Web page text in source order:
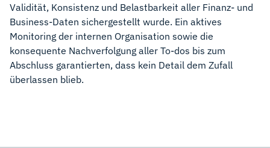
Validität, Konsistenz und Belastbarkeit aller Finanz- und
Business-Daten sichergestellt wurde. Ein aktives
Monitoring der internen Organisation sowie die
konsequente Nachverfolgung aller To-dos bis zum
Abschluss garantierten, dass kein Detail dem Zufall
überlassen blieb.